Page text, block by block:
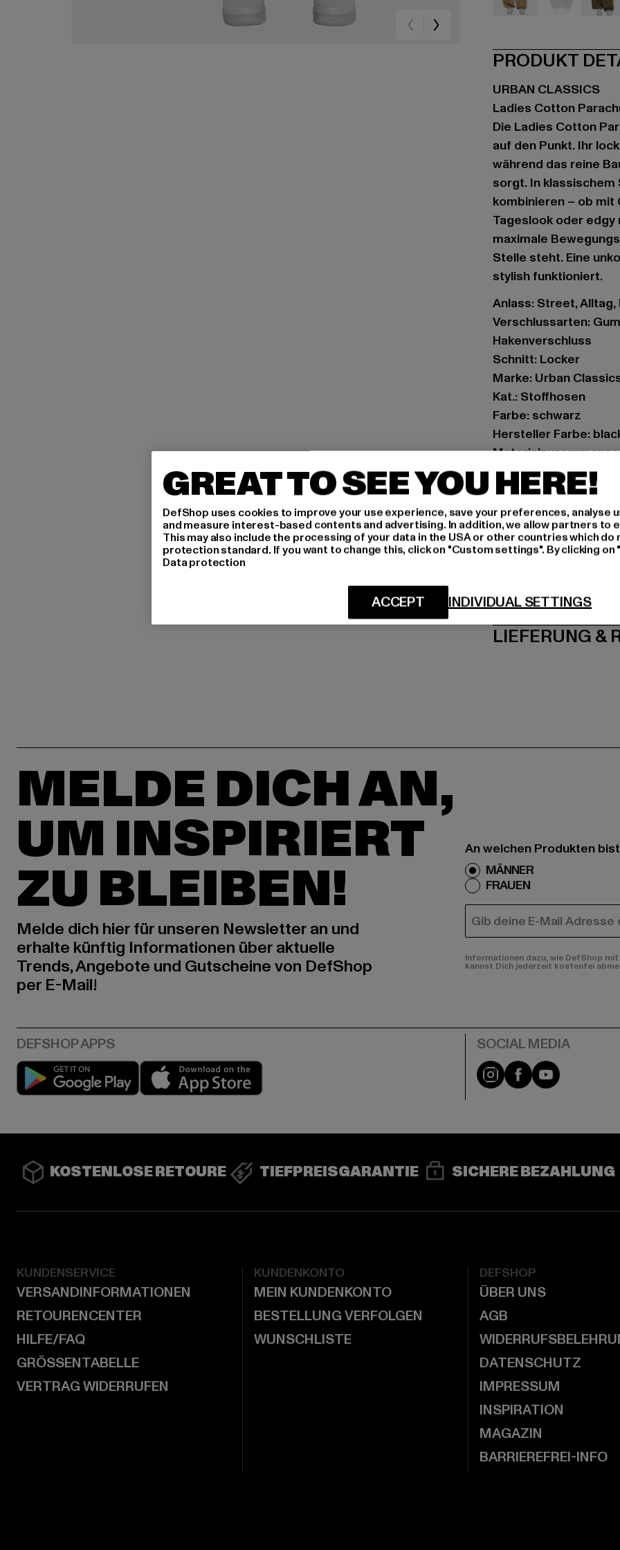
PRODUKT
URBAN CLASSICS
Ladies Cotton
Die Ladies Cotton
auf den Punkt. Ihr
während das reine
sorgt. In
kombinieren – ob mit
Tageslook oder
maximale
Stelle steht. Eine
stylish funktioniert.
Anlass: Street,
Verschlussarten:
Hakenverschluss
Schnitt: Locker
Marke: Urban
Kat.: Stoffhosen
Farbe: schwarz
Hersteller Farbe:
Art.Nr: TB6101-00007
Hersteller: TB
Dr.-Robert-Murjahn-
LIEFERUNG &
MELDE DICH AN,
UM INSPIRIERT
ZU BLEIBEN!
Melde dich hier für unseren Newsletter an und
erhalte künftig Informationen über aktuelle
Trends, Angebote und Gutscheine von DefShop
per E-Mail!
An welchen Produkten
MÄNNER
FRAUEN
E-MAIL
Informationen dazu, wie DefShop
kannst Dich jederzeit kostenfei
Play market Instagram
FacebookYouTube
KOSTENLOSE RETOURE TIEFPREISGARANTIE SICHERE BEZAHLUNG
KUNDENSERVICE
VERSANDINFORMATIONEN
RETOURENCENTER
HILFE/FAQ
GRÖSSENTABELLE
VERTRAG WIDERRUFEN
KUNDENKONTO
MEIN KUNDENKONTO
BESTELLUNG VERFOLGEN
WUNSCHLISTE
DEFSHOP
ÜBER UNS
AGB
DATENSCHUTZ
IMPRESSUM
INSPIRATION
MAGAZIN
BARRIEREFREI-INFO
GREAT TO SEE YOU HERE!
DefShop uses cookies to improve your use experience, save your preferences, analyse
and measure interest-based contents and advertising. In addition, we allow partners to
This may also include the processing of your data in the USA or other countries which do
protection standard. If you want to change this, click on "Custom settings". By clicking
Data protection
INDIVIDUAL SETTINGS
ACCEPT